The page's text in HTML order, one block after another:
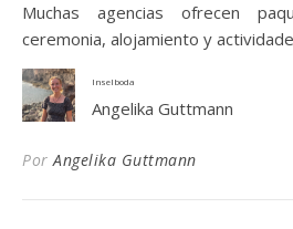
Muchas agencias ofrecen
ceremonia, alojamiento y
Inselboda
Angelika Guttmann
PorAngelika Guttmann